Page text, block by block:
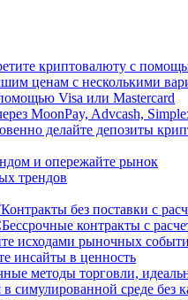
криптовалюту с
ценам с несколькими
Visa или Mastercard
MoonPay, Advcash,
делайте депозиты
и опережайте рынок
трендов
Контракты без поставки с
Бессрочные контракты с
исходами рыночных
инсайты в ценность
методы торговли,
симулированной среде без